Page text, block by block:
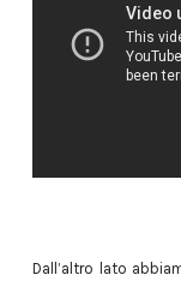
Dall’altro lato